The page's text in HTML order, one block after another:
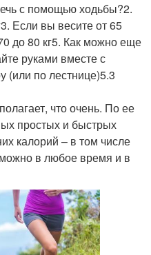
с помощью ходьбы?2.
Если вы весите от 65
до 80 кг5. Как можно еще
руками вместе с
(или по лестнице)5.3
что очень. По ее
простых и быстрых
калорий – в том числе
в любое время и в